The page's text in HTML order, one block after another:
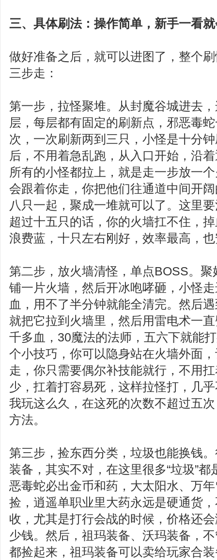
三、具体刷法：操作简单，新手一看
做好准备之后，就可以进图了，整个
三步走：
第一步，拉怪聚堆。从封魔谷城进去
层，每层都有固定的刷新点，邪恶毒
次，一次刷新两到三只，小怪是十分
后，不用着急乱跑，从入口开始，沿
所有的小怪都拉上，就是走一步放一
会跟着你走，你把他们往通道中间开
八只一起，聚成一堆就可以了。这里
超过十五只的话，你的火墙扛不住，
浪费蓝，十只左右刚好，效率最高，
第二步，放火墙清怪，单点BOSS。
铺一片火墙，然后开冰咆哮砸，小怪
血，用不了半分钟就能全清完。然后
就把它拉到火墙里，然后用雷电术一
千多血，30魔法的法师，五六下就能
个小技巧，你可以隐身站在火墙外面
走，你只需要偶尔补技能就行，不用
少，扛着打容易死，这样拉怪打，几
我玩这么久，在这死的次数不超过五
方法。
第三步，捡东西分类，垃圾也能换钱
装备，其实不对，在这里很多“垃圾”
恶毒蛇必出金币和药，大太阳水、万
捡，逍遥单职业里大药永远是硬通货
收，尤其是打行会战的时候，价格还
少钱。然后，祖玛装备、沃玛装备，
都捡起来，祖玛装备可以卖给玩家合